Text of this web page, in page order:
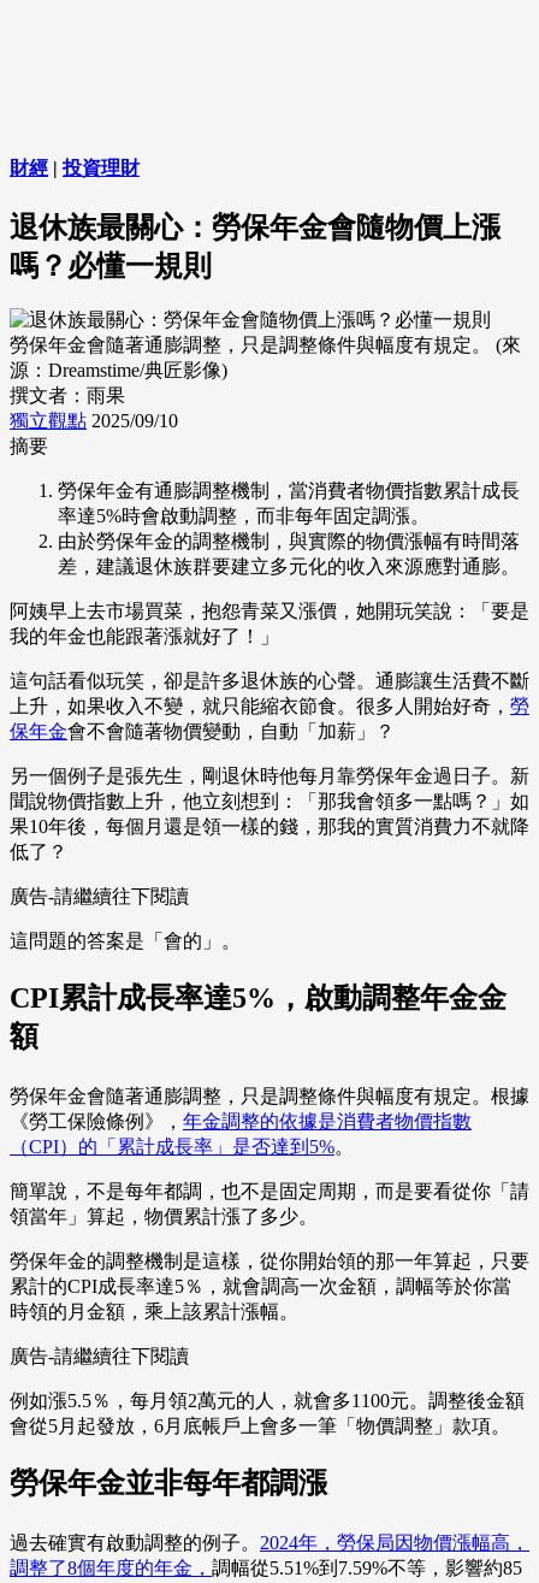
財經 | 投資理財
退休族最關心：勞保年金會隨物價上漲
嗎？必懂一規則
勞保年金會隨著通膨調整，只是調整條件與幅度有規定。 (來
源：Dreamstime/典匠影像)
撰文者：雨果
獨立觀點 2025/09/10
摘要
勞保年金有通膨調整機制，當消費者物價指數累計成長
率達5%時會啟動調整，而非每年固定調漲。
由於勞保年金的調整機制，與實際的物價漲幅有時間落
差，建議退休族群要建立多元化的收入來源應對通膨。
阿姨早上去市場買菜，抱怨青菜又漲價，她開玩笑說：「要是
我的年金也能跟著漲就好了！」
這句話看似玩笑，卻是許多退休族的心聲。通膨讓生活費不斷
上升，如果收入不變，就只能縮衣節食。很多人開始好奇， 勞
保年金會不會隨著物價變動，自動「加薪」？
另一個例子是張先生，剛退休時他每月靠勞保年金過日子。新
聞說物價指數上升，他立刻想到：「那我會領多一點嗎？」如
果10年後，每個月還是領一樣的錢，那我的實質消費力不就降
低了？
廣告-請繼續往下閱讀
這問題的答案是「會的」。
CPI累計成長率達5%，啟動調整年金金
額
勞保年金會隨著通膨調整，只是調整條件與幅度有規定。根據
《勞工保險條例》， 年金調整的依據是消費者物價指數
（CPI）的「累計成長率」是否達到5%。
簡單說，不是每年都調，也不是固定周期，而是要看從你「請
領當年」算起，物價累計漲了多少。
勞保年金的調整機制是這樣，從你開始領的那一年算起，只要
累計的CPI成長率達5％，就會調高一次金額，調幅等於你當
時領的月金額，乘上該累計漲幅。
廣告-請繼續往下閱讀
例如漲5.5％，每月領2萬元的人，就會多1100元。調整後金額
會從5月起發放，6月底帳戶上會多一筆「物價調整」款項。
勞保年金並非每年都調漲
過去確實有啟動調整的例子。 2024年，勞保局因物價漲幅高，
調整了8個年度的年金， 調幅從5.51%到7.59%不等，影響約85